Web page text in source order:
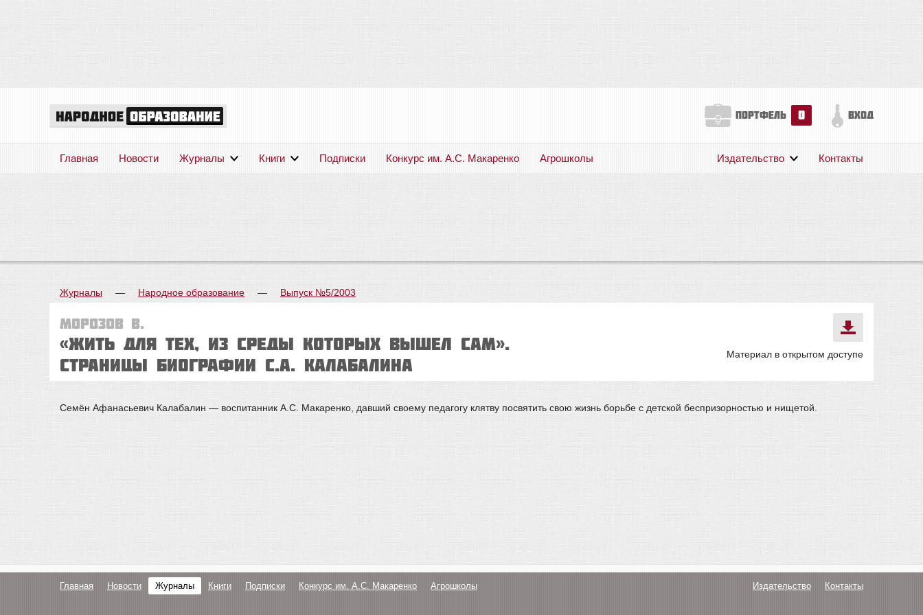
портфель 0 вход
Главная Новости Журналы Книги Подписки Конкурс им. А.С. Макаренко Агрошколы Издательство Контакты
Журналы — Народное образование — Выпуск №5/2003
Морозов В.
«ЖИТЬ ДЛЯ ТЕХ, ИЗ СРЕДЫ КОТОРЫХ ВЫШЕЛ САМ».
Страницы биографии С.А. Калабалина
Материал в открытом доступе
Семён Афанасьевич Калабалин — воспитанник А.С. Макаренко, давший своему педагогу клятву посвятить свою жизнь борьбе с детской беспризорностью и нищетой.
Главная Новости Журналы Книги Подписки Конкурс им. А.С. Макаренко Агрошколы Издательство Контакты